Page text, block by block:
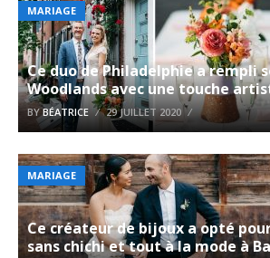
MARIAGE
Ce duo de Philadelphie a rempli
Woodlands avec une touche
BYBÉATRICE 29 JUILLET 2020
MARIAGE
Ce créateur de bijoux a opté
sans chichi et tout à la mode à